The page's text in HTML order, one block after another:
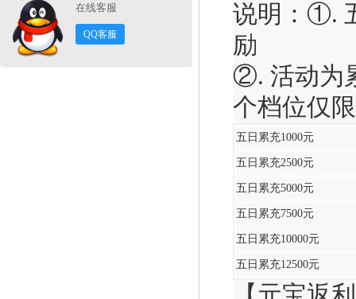
在线客服
QQ客服
说明：①.
励
②. 活动为
个档位仅
五日累充1000元
五日累充2500元
五日累充5000元
五日累充7500元
五日累充10000元
五日累充12500元